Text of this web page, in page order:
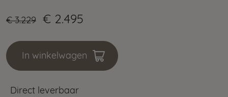
€ 3.229 € 2.495
In winkelwagen
Direct leverbaar